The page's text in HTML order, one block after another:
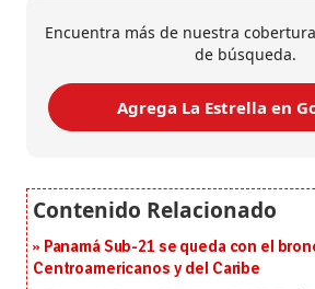
Encuentra más de nuestra
de búsqueda.
Agrega La Estrella en
Panamá Sub-21 se queda con el
Centroamericanos y del Caribe